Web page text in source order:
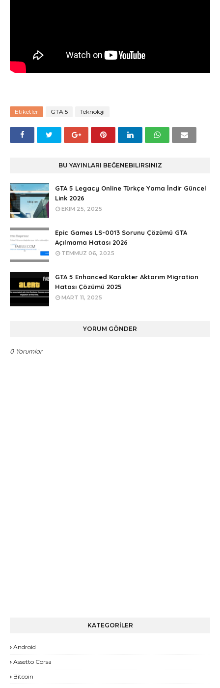
Etiketler GTA 5 Teknoloji
BU YAYINLARI BEĞENEBILIRSINIZ
GTA 5 Legacy Online Türkçe Yama İndir Güncel
Link 2026
EKIM 25, 2025
Epic Games LS-0013 Sorunu Çözümü GTA
Açılmama Hatası 2026
TEMMUZ 06, 2025
GTA 5 Enhanced Karakter Aktarım Migration
Hatası Çözümü 2025
MART 11, 2025
YORUM GÖNDER
0 Yorumlar
KATEGORİLER
Android
Assetto Corsa
Bitcoin